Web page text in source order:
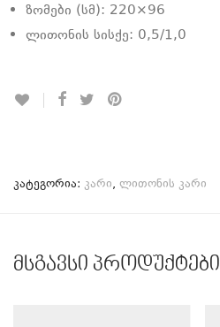
ზომები (სმ): 220×96
ლითონის სისქე: 0,5/1,0
კატეგორია: კარი, ლითონის კარი
მსგავსი პროდუქტები